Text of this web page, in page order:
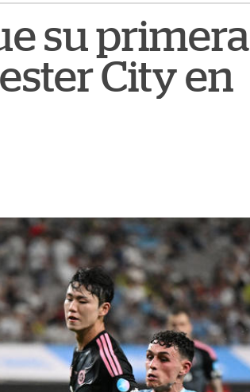
su primera
City en